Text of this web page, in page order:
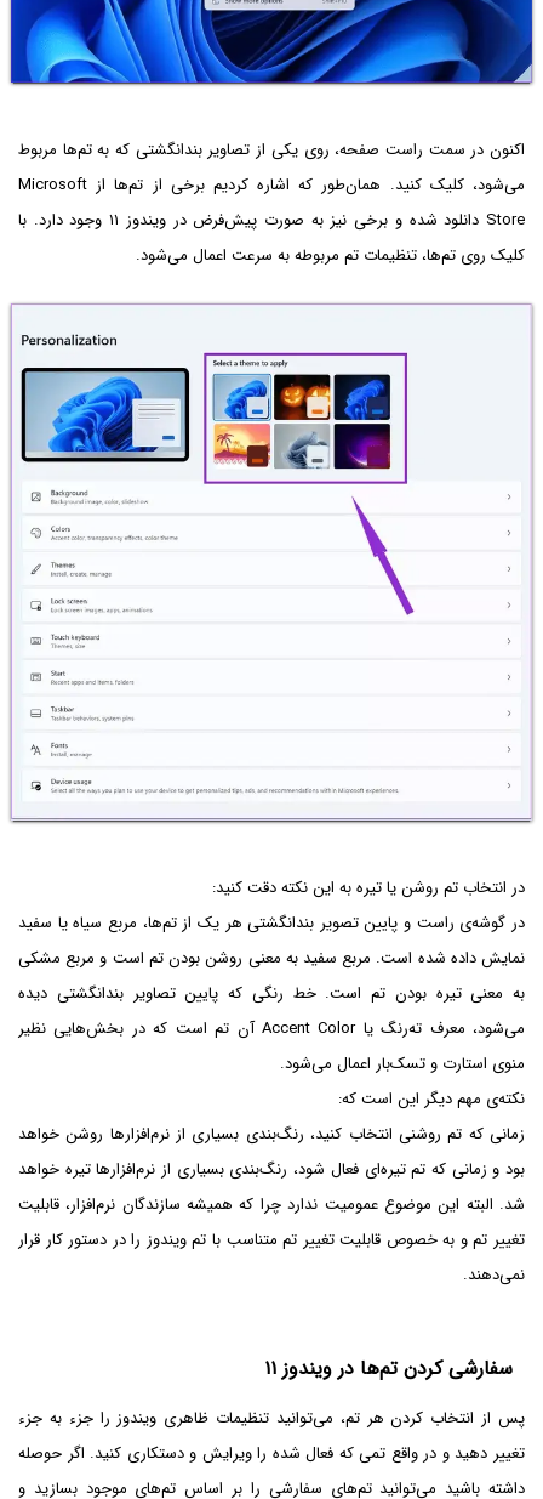
اکنون در سمت راست صفحه، روی یکی از تصاویر بندانگشتی که به تم‌ها مربوط
می‌شود، کلیک کنید. همان‌طور که اشاره کردیم برخی از تم‌ها از Microsoft
Store دانلود شده و برخی نیز به صورت پیش‌فرض در ویندوز ۱۱ وجود دارد. با
کلیک روی تم‌ها، تنظیمات تم مربوطه به سرعت اعمال می‌شود.
در انتخاب تم روشن یا تیره به این نکته دقت کنید:
در گوشه‌ی راست و پایین تصویر بندانگشتی هر یک از تم‌ها، مربع سیاه یا سفید
نمایش داده شده است. مربع سفید به معنی روشن بودن تم است و مربع مشکی
به معنی تیره بودن تم است. خط رنگی که پایین تصاویر بندانگشتی دیده
می‌شود، معرف ته‌رنگ یا Accent Color آن تم است که در بخش‌هایی نظیر
منوی استارت و تسک‌بار اعمال می‌شود.
نکته‌ی مهم دیگر این است که:
زمانی که تم روشنی انتخاب کنید، رنگ‌بندی بسیاری از نرم‌افزارها روشن خواهد
بود و زمانی که تم تیره‌ای فعال شود، رنگ‌بندی بسیاری از نرم‌افزارها تیره خواهد
شد. البته این موضوع عمومیت ندارد چرا که همیشه سازندگان نرم‌افزار، قابلیت
تغییر تم و به خصوص قابلیت تغییر تم متناسب با تم ویندوز را در دستور کار قرار
نمی‌دهند.
سفارشی کردن تم‌ها در ویندوز ۱۱
پس از انتخاب کردن هر تم، می‌توانید تنظیمات ظاهری ویندوز را جزء به جزء
تغییر دهید و در واقع تمی که فعال شده را ویرایش و دستکاری کنید. اگر حوصله
داشته باشید می‌توانید تم‌های سفارشی را بر اساس تم‌های موجود بسازید و